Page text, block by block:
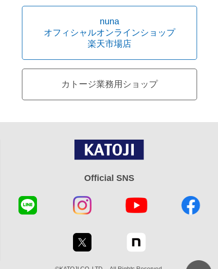
nuna
オフィシャルオンラインショップ
楽天市場店
カトージ業務用ショップ
Official SNS